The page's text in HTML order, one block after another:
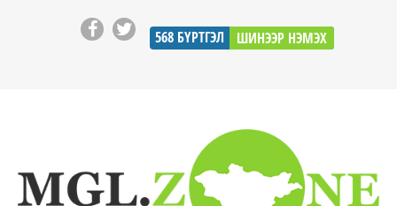
568 БҮРТГЭЛ ШИНЭЭР НЭМЭХ